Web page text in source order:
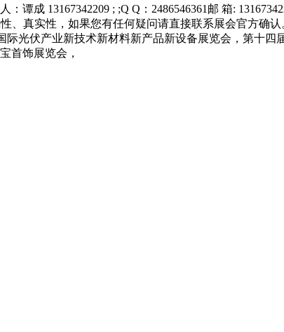
光伏产业新技术新材料新产品新设备展览会，第十
首饰展览会，